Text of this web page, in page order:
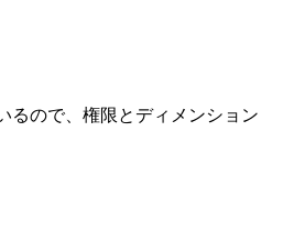
るので、権限とディメンション